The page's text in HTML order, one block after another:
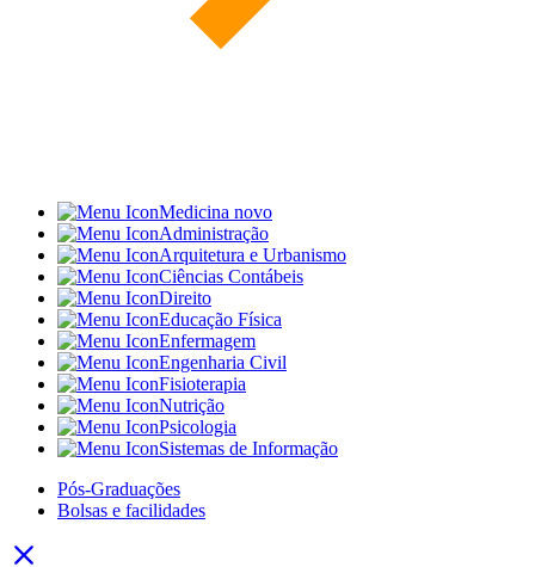
Medicina novo
Administração
Arquitetura e Urbanismo
Ciências Contábeis
Direito
Educação Física
Enfermagem
Engenharia Civil
Fisioterapia
Nutrição
Psicologia
Sistemas de Informação
Pós-Graduações
Bolsas e facilidades